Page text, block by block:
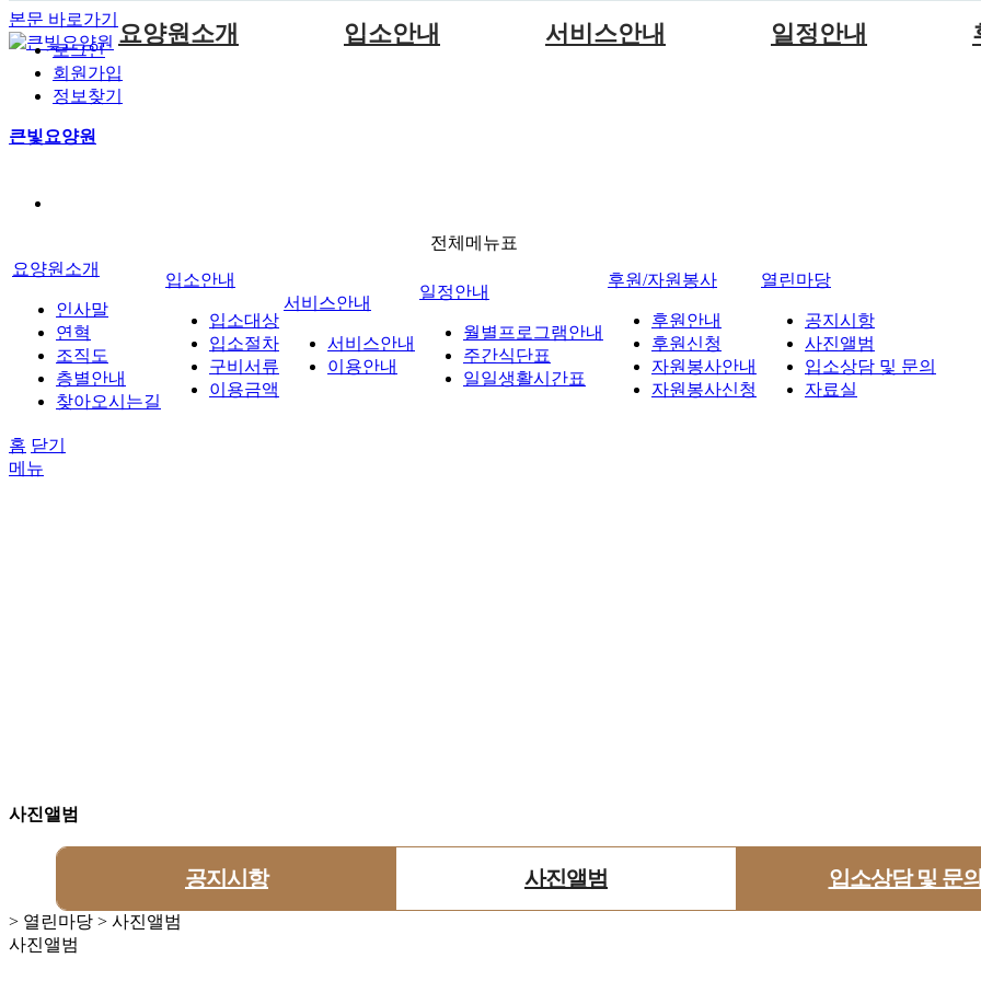
본문 바로가기
로그인
회원가입
정보찾기
큰빛요양원
요양원소개
인사말
입소안내 서비스안내 일정안내
전체메뉴표
요양원소개
인사말
연혁
조직도
층별안내
찾아오시는길
입소안내
입소대상
입소절차
구비서류
이용금액
서비스안내
서비스안내
이용안내
일정안내
월별프로그램안내
주간식단표
일일생활시간표
후원/자원봉사
후원안내
후원신청
자원봉사안내
자원봉사신청
열린마당
공지시항
사진앨범
입소상담 및 문의
자료실
홈 닫기
메뉴
사진앨범
공지시항 사진앨범 입소상담 및 문의
> 열린마당 > 사진앨범
사진앨범